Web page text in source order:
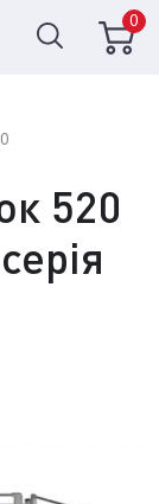
0
520